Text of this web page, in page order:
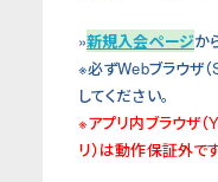
»新規入会ページか
※必ずWebブラウザ
してください。
※アプリ内ブラウザ
リ）は動作保証外です